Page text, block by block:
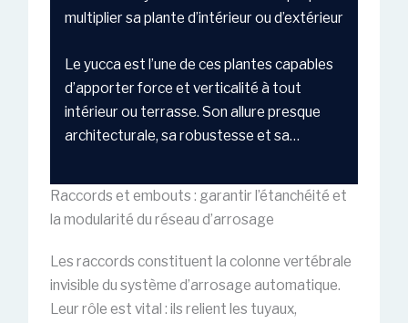
multiplier sa plante d’intérieur ou d’extérieur
Le yucca est l’une de ces plantes capables
d’apporter force et verticalité à tout
intérieur ou terrasse. Son allure presque
architecturale, sa robustesse et sa…
Raccords et embouts : garantir l’étanchéité et
la modularité du réseau d’arrosage
Les raccords constituent la colonne vertébrale
invisible du système d’arrosage automatique.
Leur rôle est vital : ils relient les tuyaux,